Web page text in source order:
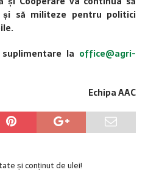
să militeze pentru politici
la office@agri-
Echipa AAC
și conținut de ulei!